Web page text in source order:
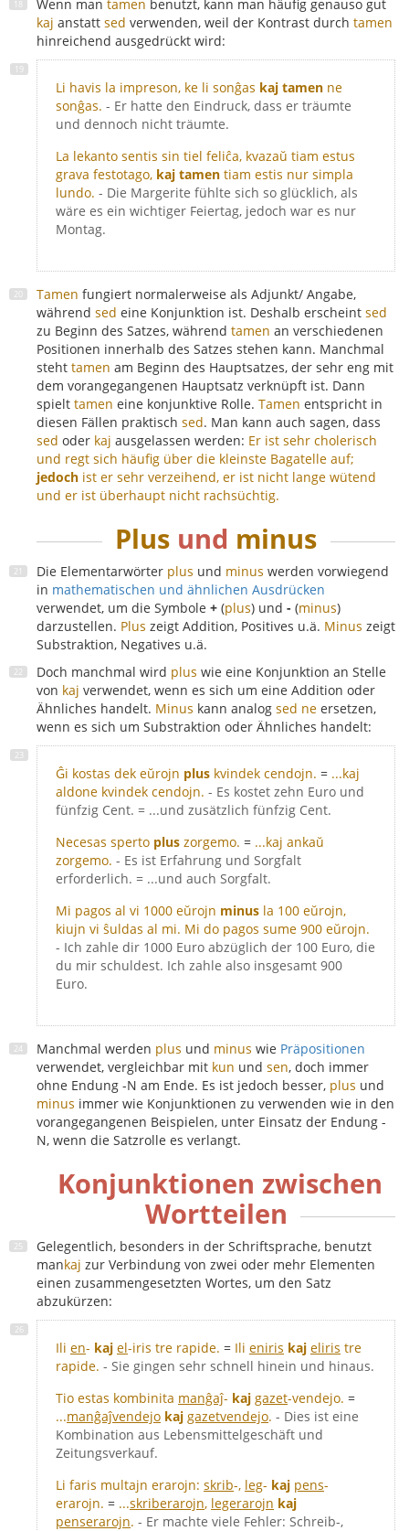
Wenn man tamen benutzt, kann man häufig genauso gut
kaj anstatt sed verwenden, weil der Kontrast durch tamen
hinreichend ausgedrückt wird:
Li havis la impreson, ke li sonĝas kaj tamen ne
sonĝas. - Er hatte den Eindruck, dass er träumte
und dennoch nicht träumte.
La lekanto sentis sin tiel feliĉa, kvazaŭ tiam estus
grava festotago, kaj tamen tiam estis nur simpla
lundo. - Die Margerite fühlte sich so glücklich, als
wäre es ein wichtiger Feiertag, jedoch war es nur
Montag.
Tamen fungiert normalerweise als Adjunkt/ Angabe,
während sed eine Konjunktion ist. Deshalb erscheint sed
zu Beginn des Satzes, während tamen an verschiedenen
Positionen innerhalb des Satzes stehen kann. Manchmal
steht tamen am Beginn des Hauptsatzes, der sehr eng mit
dem vorangegangenen Hauptsatz verknüpft ist. Dann
spielt tamen eine konjunktive Rolle. Tamen entspricht in
diesen Fällen praktisch sed. Man kann auch sagen, dass
sed oder kaj ausgelassen werden: Er ist sehr cholerisch
und regt sich häufig über die kleinste Bagatelle auf;
jedoch ist er sehr verzeihend, er ist nicht lange wütend
und er ist überhaupt nicht rachsüchtig.
Plus und minus
Die Elementarwörter plus und minus werden vorwiegend
in mathematischen und ähnlichen Ausdrücken
verwendet, um die Symbole + (plus) und - (minus)
darzustellen. Plus zeigt Addition, Positives u.ä. Minus zeigt
Substraktion, Negatives u.ä.
Doch manchmal wird plus wie eine Konjunktion an Stelle
von kaj verwendet, wenn es sich um eine Addition oder
Ähnliches handelt. Minus kann analog sed ne ersetzen,
wenn es sich um Substraktion oder Ähnliches handelt:
Ĝi kostas dek eŭrojn plus kvindek cendojn. = ...kaj
aldone kvindek cendojn. - Es kostet zehn Euro und
fünfzig Cent. = ...und zusätzlich fünfzig Cent.
Necesas sperto plus zorgemo. = ...kaj ankaŭ
zorgemo. - Es ist Erfahrung und Sorgfalt
erforderlich. = ...und auch Sorgfalt.
Mi pagos al vi 1000 eŭrojn minus la 100 eŭrojn,
kiujn vi ŝuldas al mi. Mi do pagos sume 900 eŭrojn.
- Ich zahle dir 1000 Euro abzüglich der 100 Euro, die
du mir schuldest. Ich zahle also insgesamt 900
Euro.
Manchmal werden plus und minus wie Präpositionen
verwendet, vergleichbar mit kun und sen, doch immer
ohne Endung -N am Ende. Es ist jedoch besser, plus und
minus immer wie Konjunktionen zu verwenden wie in den
vorangegangenen Beispielen, unter Einsatz der Endung -
N, wenn die Satzrolle es verlangt.
Konjunktionen zwischen
Wortteilen
Gelegentlich, besonders in der Schriftsprache, benutzt
mankaj zur Verbindung von zwei oder mehr Elementen
einen zusammengesetzten Wortes, um den Satz
abzukürzen:
Ili en- kaj el-iris tre rapide. = Ili eniris kaj eliris tre
rapide. - Sie gingen sehr schnell hinein und hinaus.
Tio estas kombinita manĝaĵ- kaj gazet-vendejo. =
...manĝaĵvendejo kaj gazetvendejo. - Dies ist eine
Kombination aus Lebensmittelgeschäft und
Zeitungsverkauf.
Li faris multajn erarojn: skrib-, leg- kaj pens-
erarojn. = ...skriberarojn, legerarojn kaj
penserarojn. - Er machte viele Fehler: Schreib-,